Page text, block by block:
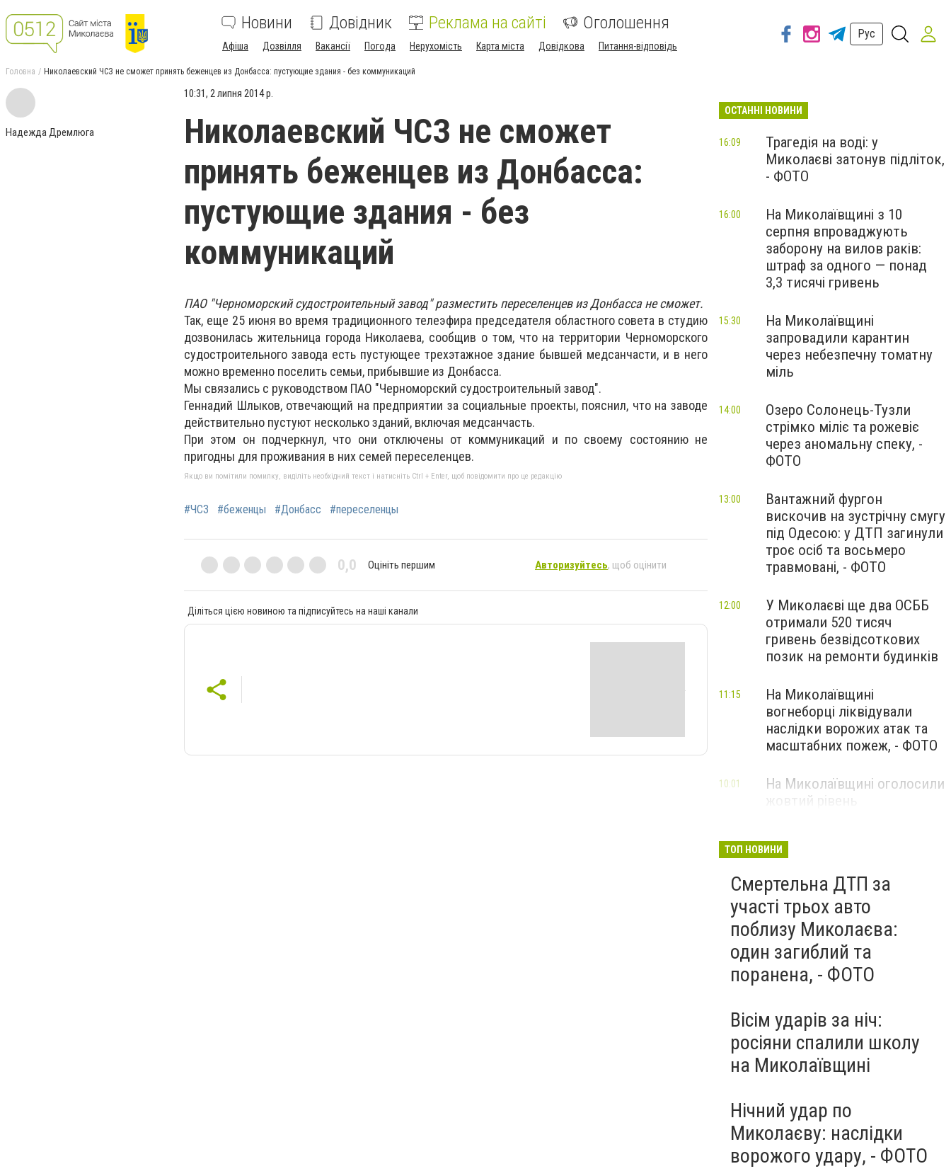
Новини Довідник Реклама на сайті Оголошення
Афіша Дозвілля Вакансії Погода Нерухомість Карта міста Довідкова Питання-відповідь
Рус
Головна Николаевский ЧСЗ не сможет принять беженцев из Донбасса: пустующие здания - без коммуникаций
Надежда Дремлюга
10:31, 2 липня 2014 р.
Николаевский ЧСЗ не сможет
принять беженцев из Донбасса:
пустующие здания - без
коммуникаций
ПАО "Черноморский судостроительный завод" разместить переселенцев из Донбасса не сможет.
Так, еще 25 июня во время традиционного телеэфира председателя областного совета в студию
дозвонилась жительница города Николаева, сообщив о том, что на территории Черноморского
судостроительного завода есть пустующее трехэтажное здание бывшей медсанчасти, и в него
можно временно поселить семьи, прибывшие из Донбасса.
Мы связались с руководством ПАО "Черноморский судостроительный завод".
Геннадий Шлыков, отвечающий на предприятии за социальные проекты, пояснил, что на заводе
действительно пустуют несколько зданий, включая медсанчасть.
При этом он подчеркнул, что они отключены от коммуникаций и по своему состоянию не
пригодны для проживания в них семей переселенцев.
Якщо ви помітили помилку, виділіть необхідний текст і натисніть Ctrl + Enter, щоб повідомити про це редакцію
#ЧСЗ #беженцы #Донбасс #переселенцы
0,0 Оцініть першим Авторизуйтесь, щоб оцінити
Діліться цією новиною та підписуйтесь на наші канали
ОСТАННІ НОВИНИ
Трагедія на воді: у
Миколаєві затонув підліток,
- ФОТО
16:09
На Миколаївщині з 10
серпня впроваджують
заборону на вилов раків:
штраф за одного — понад
3,3 тисячі гривень
16:00
На Миколаївщині
запровадили карантин
через небезпечну томатну
міль
15:30
Озеро Солонець-Тузли
стрімко міліє та рожевіє
через аномальну спеку, -
ФОТО
14:00
Вантажний фургон
вискочив на зустрічну смугу
під Одесою: у ДТП загинули
троє осіб та восьмеро
травмовані, - ФОТО
13:00
У Миколаєві ще два ОСББ
отримали 520 тисяч
гривень безвідсоткових
позик на ремонти будинків
12:00
На Миколаївщині
вогнеборці ліквідували
наслідки ворожих атак та
масштабних пожеж, - ФОТО
11:15
На Миколаївщині оголосили
жовтий рівень
10:01
ТОП НОВИНИ
Смертельна ДТП за
участі трьох авто
поблизу Миколаєва:
один загиблий та
поранена, - ФОТО
Вісім ударів за ніч:
росіяни спалили школу
на Миколаївщині
Нічний удар по
Миколаєву: наслідки
ворожого удару, - ФОТО